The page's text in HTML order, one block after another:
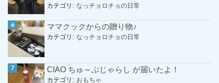
カテゴリ: なっチョロチョの日常
ママクックからの贈り物♪
カテゴリ: なっチョロチョの日常
CIAO ちゅ～ぶじゃらし が届いたよ！
カテゴリ: おもちゃ